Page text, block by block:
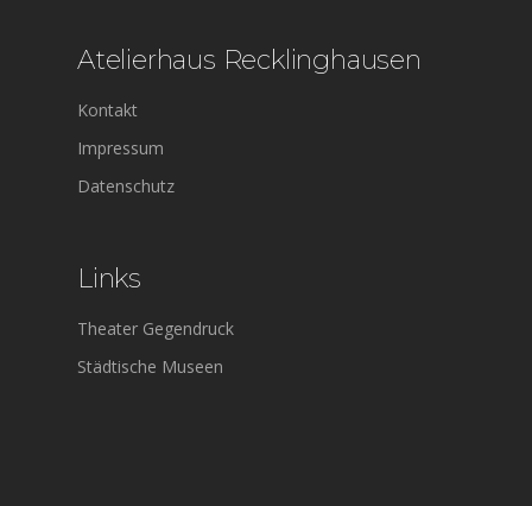
Atelierhaus Recklinghausen
Kontakt
Impressum
Datenschutz
Links
Theater Gegendruck
Städtische Museen